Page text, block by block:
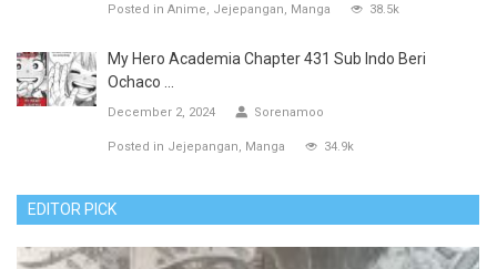
Posted in Anime Jejepangan Manga 38.5k
My Hero Academia Chapter 431 Sub Indo Beri
Ochaco ...
December 2, 2024 Sorenamoo
Posted in Jejepangan Manga 34.9k
EDITOR PICK